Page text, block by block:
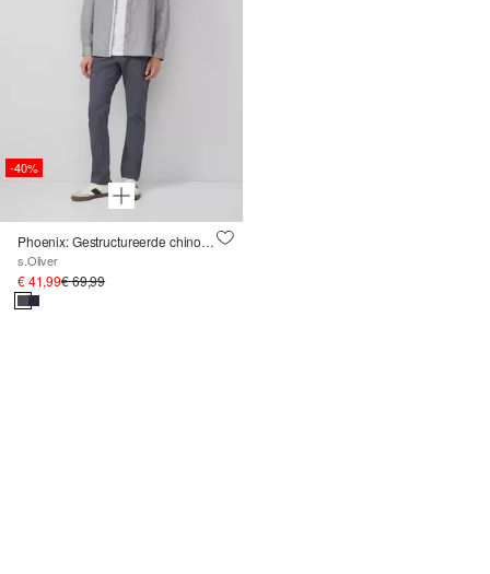
-40%
Phoenix: Gestructureerde chino's van stretchkatoen
s.Oliver
€ 41,99€ 69,99